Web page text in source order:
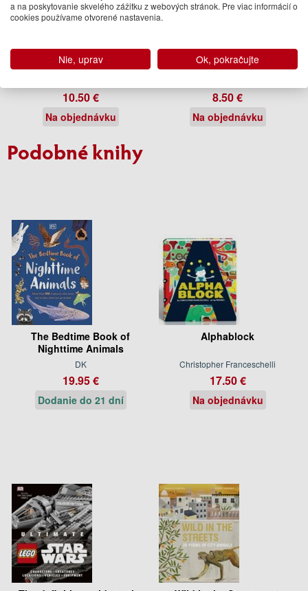
Thats Not My Pony
10.50 €
Na objednávku
Little Sticker Dolly Dressing
Woodland Fairy
8.50 €
Na objednávku
Podobné knihy
The Bedtime Book of
Nighttime Animals
DK
19.95 €
Dodanie do 21 dní
Alphablock
Christopher Franceschelli
17.50 €
Na objednávku
a na poskytovanie skvelého zážitku z webových stránok. Pre viac informácií o
cookies používame otvorené nastavenia.
Nie, uprav Ok, pokračujte